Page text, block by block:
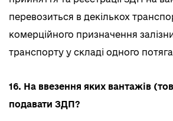
перевозиться в декількох
комерційного призначення
транспорту у складі одного
16. На ввезення яких вантажів
подавати ЗДП?